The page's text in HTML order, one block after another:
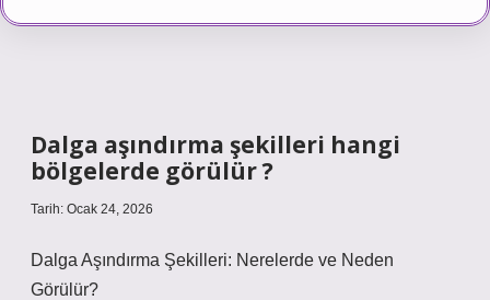
Dalga aşındırma şekilleri hangi
bölgelerde görülür ?
Tarih: Ocak 24, 2026
Dalga Aşındırma Şekilleri: Nerelerde ve Neden
Görülür?